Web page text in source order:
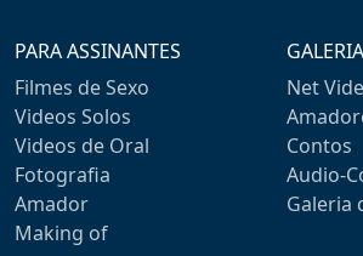
PARA ASSINANTES
Filmes de Sexo
Videos Solos
Videos de Oral
Fotografia
Amador
Making of
Net
Contos
Audio-
Galeria